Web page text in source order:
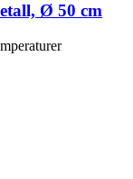
Ø 50 cm